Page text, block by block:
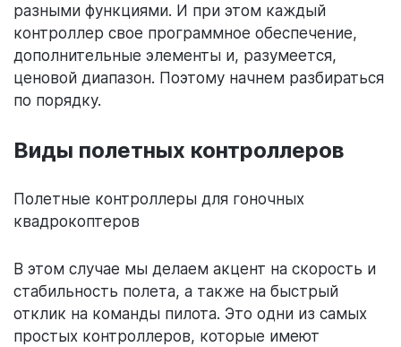
разными функциями. И при этом каждый
контроллер свое программное обеспечение,
дополнительные элементы и, разумеется,
ценовой диапазон. Поэтому начнем разбираться
по порядку.
Виды полетных контроллеров
Полетные контроллеры для гоночных
квадрокоптеров
В этом случае мы делаем акцент на скорость и
стабильность полета, а также на быстрый
отклик на команды пилота. Это одни из самых
простых контроллеров, которые имеют